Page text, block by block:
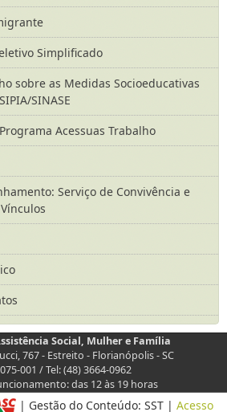
Simplificado
sobre as Medidas Socioeducativas
SINASE
Acessuas Trabalho
Serviço de Convivência e
Social, Mulher e Família
767 - Estreito - Florianópolis - SC
001 / Tel: (48) 3664-0962
das 12 às 19 horas
| Gestão do Conteúdo: SST | Acesso